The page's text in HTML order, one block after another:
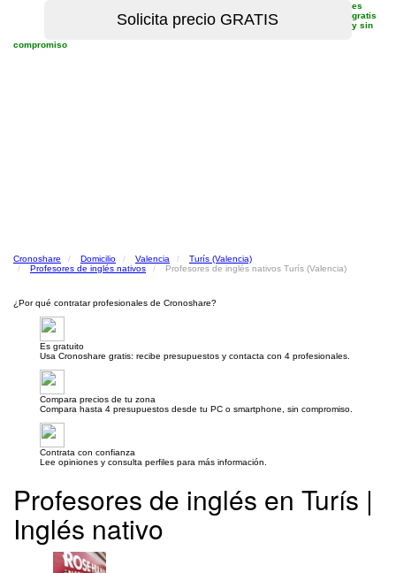
es
gratis
y sin
compromiso
Cronoshare Domicilio Valencia
Turís (Valencia)
Profesores de inglés nativos
Profesores de inglés nativos Turís (Valencia)
¿Por qué contratar profesionales de Cronoshare?
Es gratuito
Usa Cronoshare gratis: recibe presupuestos y contacta con 4 profesionales.
Compara precios de tu zona
Compara hasta 4 presupuestos desde tu PC o smartphone, sin compromiso.
Contrata con confianza
Lee opiniones y consulta perfiles para más información.
Profesores de inglés en Turís |
Inglés nativo